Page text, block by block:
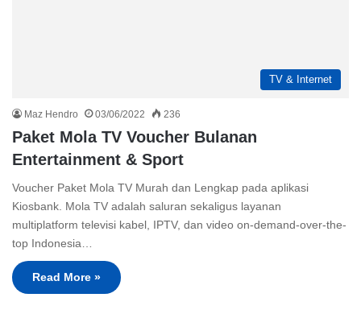
TV & Internet
Maz Hendro 03/06/2022 236
Paket Mola TV Voucher Bulanan
Entertainment & Sport
Voucher Paket Mola TV Murah dan Lengkap pada aplikasi
Kiosbank. Mola TV adalah saluran sekaligus layanan
multiplatform televisi kabel, IPTV, dan video on-demand-over-the-
top Indonesia…
Read More »